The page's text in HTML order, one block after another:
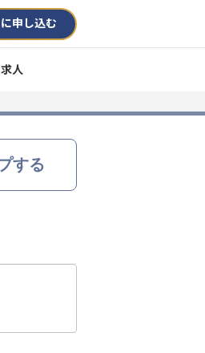
申し込む
人
する